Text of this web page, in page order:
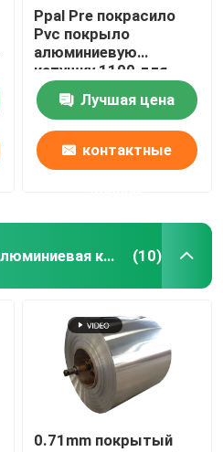
Ppal Pre покрасило
Pvc покрыло
алюминиевую
катушку 1100 для
Ziplock пластикового
Mylar кладет 300mm в
мешки 405mm 505mm
Лучшая цена
контактные
Холоднопрокатная алюминиевая катушка (10)
0.71mm покрытый